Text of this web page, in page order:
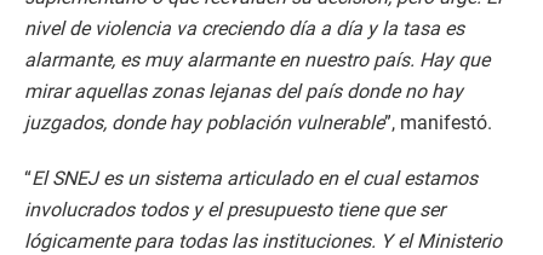
nivel de violencia va creciendo día a día y la tasa es
alarmante, es muy alarmante en nuestro país. Hay que
mirar aquellas zonas lejanas del país donde no hay
juzgados, donde hay población vulnerable”, manifestó.
“El SNEJ es un sistema articulado en el cual estamos
involucrados todos y el presupuesto tiene que ser
lógicamente para todas las instituciones. Y el Ministerio